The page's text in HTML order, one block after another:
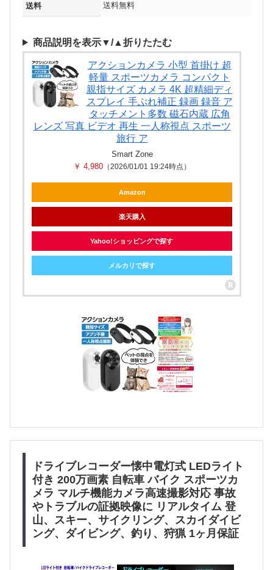
送料 送料無料
商品説明を表示▼/▲折りたたむ
アクションカメラ 小型 首掛け 超
軽量 スポーツカメラ コンパクト
親指サイズ カメラ 4K 超精細ディ
スプレイ 手ぶれ補正 録画 録音 ア
タッチメント多数 磁石内蔵 広角
レンズ 写真 ビデオ 再生 一人称視点 スポーツ
旅行 ア
Smart Zone
￥ 4,980 （2026/01/01 19:24時点）
Amazon
楽天購入
Yahoo!ショッピングで探す
メルカリで探す
ドライブレコーダー懐中電灯式 LEDライト
付き 200万画素 自転車 バイク スポーツカ
メラ マルチ機能カメラ高速撮影対応 事故
やトラブルの証拠映像に リアルタイム 登
山、スキー、サイクリング、スカイダイビ
ング、ダイビング、釣り、狩猟 1ヶ月保証